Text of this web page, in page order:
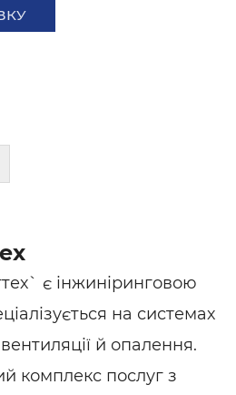
є інжиніринговою
на системах
й опалення.
комплекс послуг з